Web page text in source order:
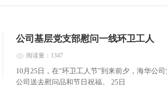
公司基层党支部慰问一线环卫工人
阅读量：1347
10月25日，在“环卫工人节”到来前夕，海华公
公司送去慰问品和节日祝福。 25日